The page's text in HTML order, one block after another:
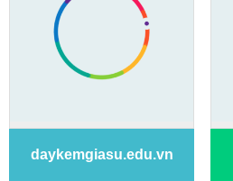
daykemgiasu.edu.vn